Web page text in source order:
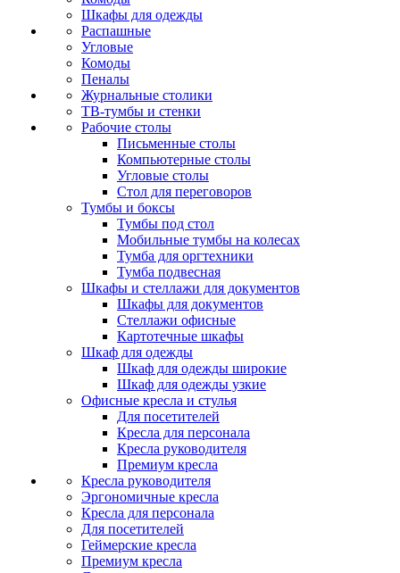
Шкафы для одежды
Распашные
Угловые
Комоды
Пеналы
Журнальные столики
ТВ‑тумбы и стенки
Рабочие столы
Письменные столы
Компьютерные столы
Угловые столы
Стол для переговоров
Тумбы и боксы
Тумбы под стол
Мобильные тумбы на колесах
Тумба для оргтехники
Тумба подвесная
Шкафы и стеллажи для документов
Шкафы для документов
Стеллажи офисные
Картотечные шкафы
Шкаф для одежды
Шкаф для одежды широкие
Шкаф для одежды узкие
Офисные кресла и стулья
Для посетителей
Кресла для персонала
Кресла руководителя
Премиум кресла
Кресла руководителя
Эргономичные кресла
Кресла для персонала
Для посетителей
Геймерские кресла
Премиум кресла